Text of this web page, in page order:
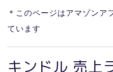
＊このページはアマゾンア
ています
キンドル 売上